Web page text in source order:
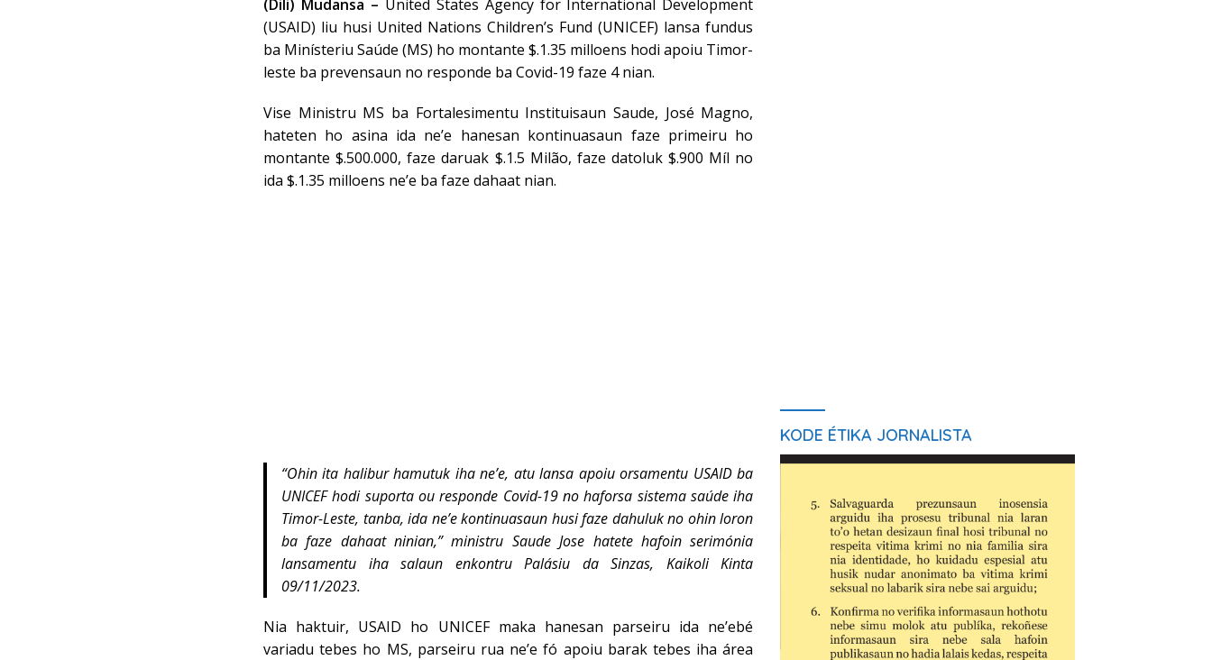
(Dili) Mudansa – United States Agency for International Development
(USAID) liu husi United Nations Children’s Fund (UNICEF) lansa fundus
ba Minísteriu Saúde (MS) ho montante $.1.35 milloens hodi apoiu Timor-
leste ba prevensaun no responde ba Covid-19 faze 4 nian.
Vise Ministru MS ba Fortalesimentu Instituisaun Saude, José Magno,
hateten ho asina ida ne’e hanesan kontinuasaun faze primeiru ho
montante $.500.000, faze daruak $.1.5 Milão, faze datoluk $.900 Míl no
ida $.1.35 milloens ne’e ba faze dahaat nian.
“Ohin ita halibur hamutuk iha ne’e, atu lansa apoiu orsamentu USAID ba
UNICEF hodi suporta ou responde Covid-19 no haforsa sistema saúde iha
Timor-Leste, tanba, ida ne’e kontinuasaun husi faze dahuluk no ohin loron
ba faze dahaat ninian,” ministru Saude Jose hatete hafoin serimónia
lansamentu iha salaun enkontru Palásiu da Sinzas, Kaikoli Kinta
09/11/2023.
Nia haktuir, USAID ho UNICEF maka hanesan parseiru ida ne’ebé
variadu tebes ho MS, parseiru rua ne’e fó apoiu barak tebes iha área
KODE ÉTIKA JORNALISTA